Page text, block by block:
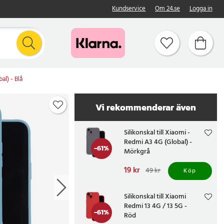
Kundservice Om 24.se Logga in
- Blå
Vi rekommenderar även
-61%
Silikonskal till Xiaomi -
Redmi A3 4G (Global) -
Mörkgrå
Nuvarande pris
Tidigare pris: 49 kr
19 kr 49 kr Köp
-61%
Silikonskal till Xiaomi
Redmi 13 4G / 13 5G -
Röd